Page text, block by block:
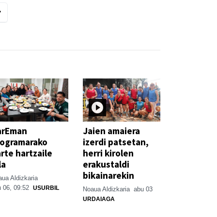
hartzaile
Aldizkaria
06, 09:52 USURBIL
Jaien amaiera
izerdi patsetan,
herri kirolen
erakustaldi
bikainarekin
Noaua Aldizkaria abu 03
URDAIAGA